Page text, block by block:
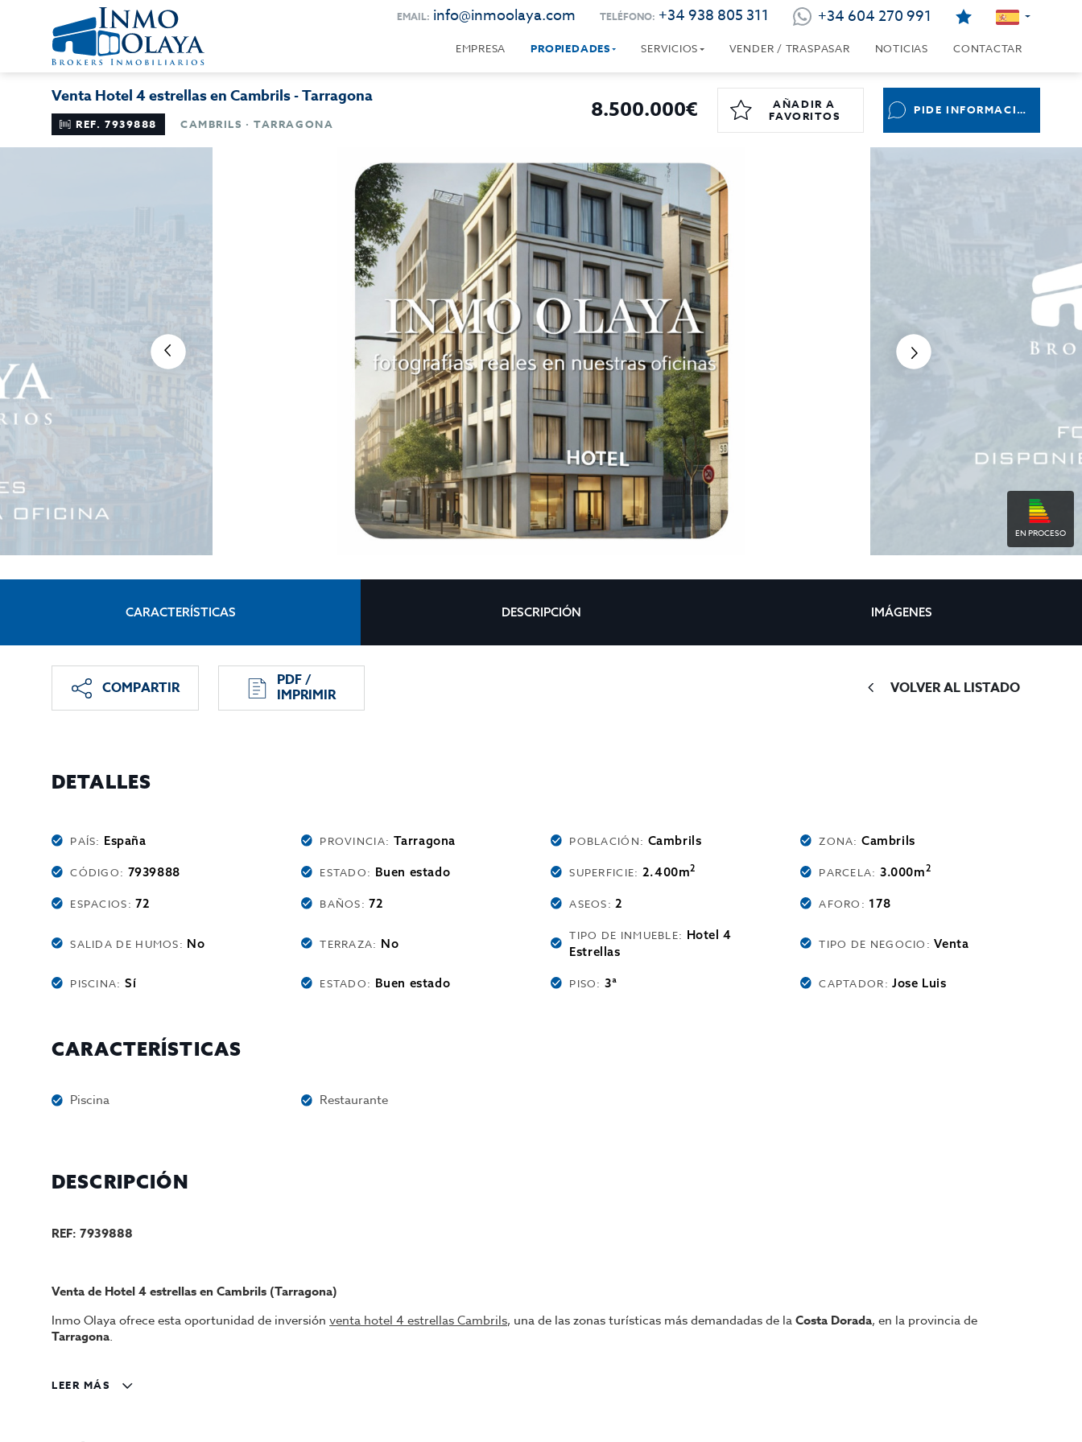
EMAIL: info@inmoolaya.com TELÉFONO: +34 938 805 311 +34 604 270 991
EMPRESA PROPIEDADES SERVICIOS VENDER / TRASPASAR NOTICIAS CONTACTAR
Venta Hotel 4 estrellas en Cambrils - Tarragona
REF. 7939888 CAMBRILS · TARRAGONA 8.500.000€
AÑADIR A
FAVORITOS
PIDE INFORMACIÓN
EN PROCESO
CARACTERÍSTICAS DESCRIPCIÓN IMÁGENES
COMPARTIR PDF /
IMPRIMIR VOLVER AL LISTADO
DETALLES
PAÍS: España PROVINCIA: Tarragona POBLACIÓN: Cambrils ZONA:Cambrils
CÓDIGO: 7939888 ESTADO: Buen estado SUPERFICIE: 2.400m2 PARCELA: 3.000m2
ESPACIOS:72 BAÑOS:72 ASEOS:2 AFORO: 178
SALIDA DE HUMOS: No TERRAZA: No
TIPO DE INMUEBLE: Hotel 4
Estrellas
TIPO DE NEGOCIO:Venta
PISCINA: Sí ESTADO: Buen estado PISO:3ª CAPTADOR:Jose Luis
CARACTERÍSTICAS
Piscina Restaurante
DESCRIPCIÓN
REF: 7939888
Venta de Hotel 4 estrellas en Cambrils (Tarragona)
Inmo Olaya ofrece esta oportunidad de inversión venta hotel 4 estrellas Cambrils, una de las zonas turísticas más demandadas de laCosta Dorada, en la provincia de
Tarragona.
de aproximadamente 100.000 €
LEER MÁS